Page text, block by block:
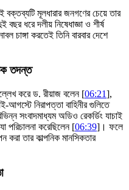
বক্তব্যটি মূলধারার জনগণের চেয়ে তার
ধরে দলীয় নিষেধাজ্ঞা ও শীর্ষ
চাঙ্গা করতেই তিনি বারবার দেশে
তদন্ত
করে ড. রীয়াজ বলেন [06:21],
নিরাপত্তা বাহিনীর গুলিতে
সংবাদমাধ্যম অডিও রেকর্ডিং যাচাই
পরিচালনা করেছিলেন [06:39]। ফলে
করা তার কাল্পনিক মানসিকতার